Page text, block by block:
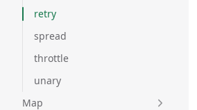
retry
spread
throttle
unary
Map